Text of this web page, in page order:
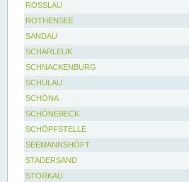
ROSSLAU
ROTHENSEE
SANDAU
SCHARLEUK
SCHNACKENBURG
SCHULAU
SCHÖNA
SCHÖNEBECK
SCHÖPFSTELLE
SEEMANNSHÖFT
STADERSAND
STORKAU